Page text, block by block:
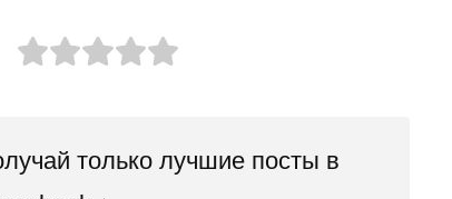
только лучшие посты в